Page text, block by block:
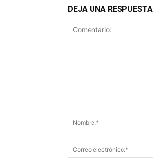
DEJA UNA RESPUESTA